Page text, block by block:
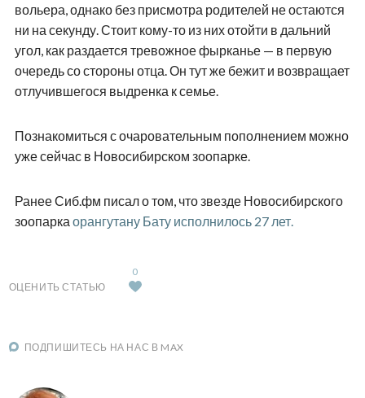
вольера, однако без присмотра родителей не остаются
ни на секунду. Стоит кому-то из них отойти в дальний
угол, как раздается тревожное фырканье — в первую
очередь со стороны отца. Он тут же бежит и возвращает
отлучившегося выдренка к семье.
Познакомиться с очаровательным пополнением можно
уже сейчас в Новосибирском зоопарке.
Ранее Сиб.фм писал о том, что звезде Новосибирского
зоопарка орангутану Бату исполнилось 27 лет.
ОЦЕНИТЬ СТАТЬЮ
0
ПОДПИШИТЕСЬ НА НАС В MAX